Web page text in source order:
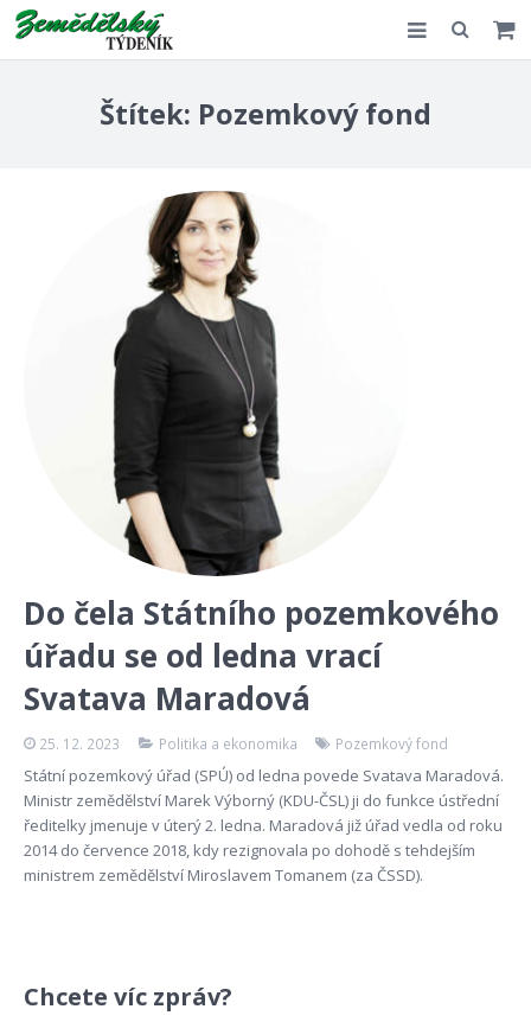
Štítek: Pozemkový fond
Do čela Státního pozemkového
úřadu se od ledna vrací
Svatava Maradová
25. 12. 2023 Politika a ekonomika Pozemkový fond
Státní pozemkový úřad (SPÚ) od ledna povede Svatava Maradová.
Ministr zemědělství Marek Výborný (KDU-ČSL) ji do funkce ústřední
ředitelky jmenuje v úterý 2. ledna. Maradová již úřad vedla od roku
2014 do července 2018, kdy rezignovala po dohodě s tehdejším
ministrem zemědělství Miroslavem Tomanem (za ČSSD).
Chcete víc zpráv?